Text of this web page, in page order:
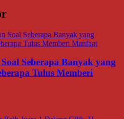
Seberapa Banyak yang
Tulus Memberi